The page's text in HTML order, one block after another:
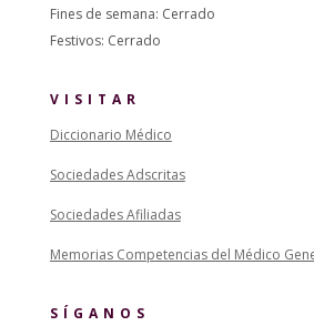
Fines de semana: Cerrado
Festivos: Cerrado
VISITAR
Diccionario Médico
Sociedades Adscritas
Sociedades Afiliadas
Memorias Competencias del Médico
SÍGANOS